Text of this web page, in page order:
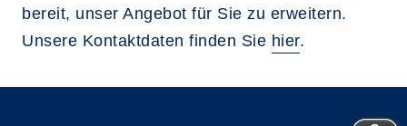
bereit, unser Angebot für Sie zu erweitern.
Unsere Kontaktdaten finden Sie hier.